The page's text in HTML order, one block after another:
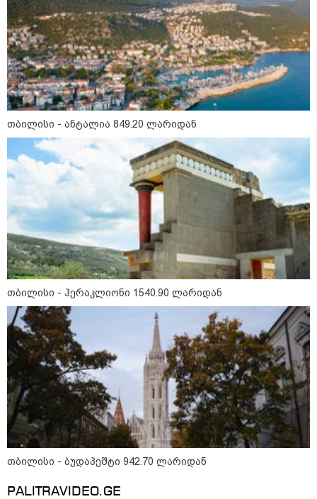
09:33 / 05-08-2026
"მამის მიერ ცოტნესთვის
დატოვებულ სახლში
თვითნებურად ცხოვრობს
ადამიანი, რომელიც ზვიადის
ანდერძში ერთი სიტყვითაც კი
არ არის მოხსენიებული" - ანა
ჯაბაური
09:32 / 05-08-2026
"4 დღე უწყლოდ და უპუროდ
გაატარეს, მათ სიცოცხლე
დავუბრუნეთ" - ქართველი
მეზღვაური წერს, რომ 36
მიგრანტი, მათ შორის, ორსული
გოგონა გადაარჩინა
12:20 / 04-08-2026
"როცა კანონიკიდან
გამომდინარე, მართებულად
მიგვაჩნია, რომ ადამიანის
გასვენება ტაძრიდან არ მოხდეს,
ეს მგლოვიარეს ისეთი
რომ შფოთვა არ დაიბადოს" -
დედა სიდონია
16:02 / 03-08-2026
"15 წლის წინ ჩადენილი
დანაშაული, 5-ჯერ შეცვლილი
მოსამართლე, 4-ჯერ თავიდან
დაწყებული საქმე... მადლობა
პროკურატურას, მათ გარეშე ეს
შედეგი არ დადგებოდა" - ქეთა
ხარძიანი
კატეგორიის ყველა სიახლე
თბილისი - ანტალია 849.20 ლარიდან
თბილისი - ჰერაკლიონი 1540.90 ლარიდან
თბილისი - ბუდაპეშტი 942.70 ლარიდან
PALITRAVIDEO.GE